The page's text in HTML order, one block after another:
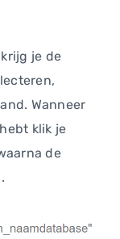
je de
Wanneer
klik je
de